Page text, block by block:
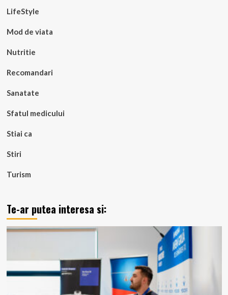
LifeStyle
Mod de viata
Nutritie
Recomandari
Sanatate
Sfatul medicului
Stiai ca
Stiri
Turism
Te-ar putea interesa si: